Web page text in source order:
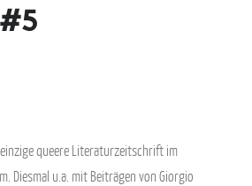
queere Literaturzeitschrift im
Diesmal u.a. mit Beiträgen von Giorgio